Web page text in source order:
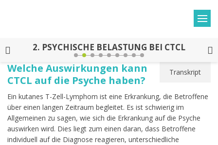
2. PSYCHISCHE BELASTUNG BEI CTCL
Transkript
Welche Auswirkungen kann
CTCL auf die Psyche haben?
Ein kutanes T-Zell-Lymphom ist eine Erkrankung, die Betroffene
über einen langen Zeitraum begleitet. Es ist schwierig im
Allgemeinen zu sagen, wie sich die Erkrankung auf die Psyche
auswirken wird. Dies liegt zum einen daran, dass Betroffene
individuell auf die Diagnose reagieren, unterschiedliche